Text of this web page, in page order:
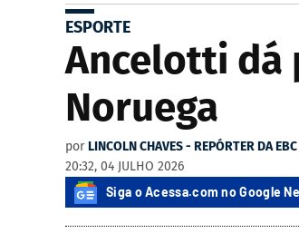
ESPORTE
Ancelotti dá
Noruega
por LINCOLN CHAVES - REPÓRTER DA
20:32, 04 JULHO 2026
Siga o Acessa.com no Google